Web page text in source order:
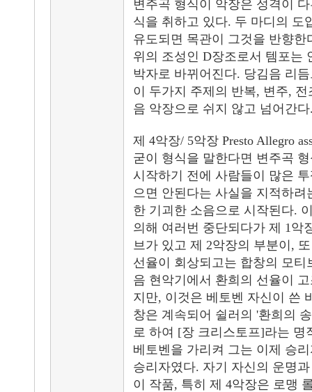
변주곡 형식이 악장은 성격이
식을 취하고 있다. 두 마디의 도
유도되면 목관이 그것을 반향
위의 조성인 D장조로서 템포는
박자로 바뀌어진다. 당김음 리
이 두가지 주제의 반복, 변주,
음 악장으로 쉬지 않고 넘어간다
제 4악장/ 5악장 Presto Allegro
굳이 형식을 말한다면 변주곡
시작하기 전에 사람들이 많은
으면 안된다는 사실을 지적하
한 기괴한 소음으로 시작된다.
의해 여러번 중단되다가 제 1악
브가 있고 제 2악장의 부분이,
선율이 회상되고는 합창의 모
음 현악기에서 환희의 선율이
지만, 이것은 베토벤 자신이 쓴
창은 계속되어 쉴러의 '환희의
로 하여 [장 크리스토프]라는 명
베토벤을 가리켜 그는 이제 승
승리자였다. 자기 자신의 운명
이 작품, 특히 제 4악장은 로맹